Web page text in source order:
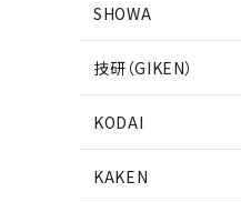
SHOWA
技研（GIKEN）
KODAI
KAKEN